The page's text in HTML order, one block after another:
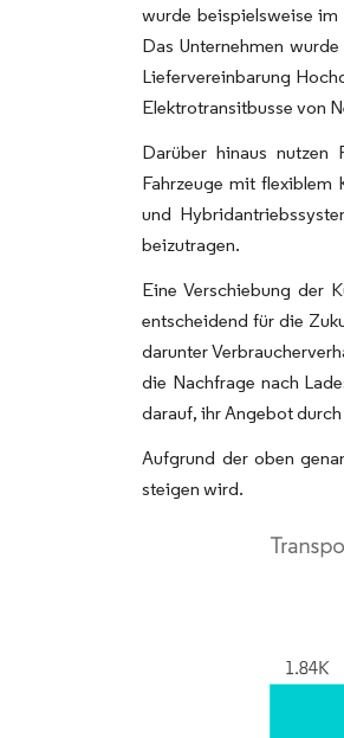
wurde beispielsweise im
Das Unternehmen
Liefervereinbarung
Elektrotransitbusse von
Darüber hinaus nutzen
Fahrzeuge mit flexiblem
und
beizutragen.
Eine Verschiebung der
entscheidend für die
darunter
die Nachfrage nach
darauf, ihr Angebot
Aufgrund der oben
steigen wird.